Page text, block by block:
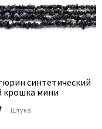
синтетический
крошка мини
Штука